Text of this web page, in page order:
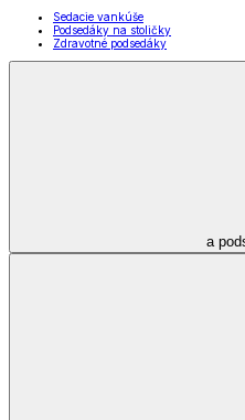
Sedacie vankúše
Podsedáky na stoličky
Zdravotné podsedáky
a